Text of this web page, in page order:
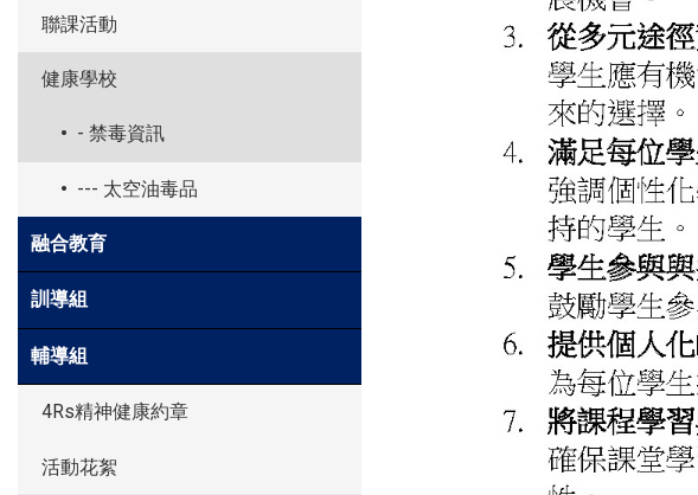
聯課活動
健康學校
- 禁毒資訊
--- 太空油毒品
融合教育
訓導組
輔導組
4Rs精神健康約章
活動花絮